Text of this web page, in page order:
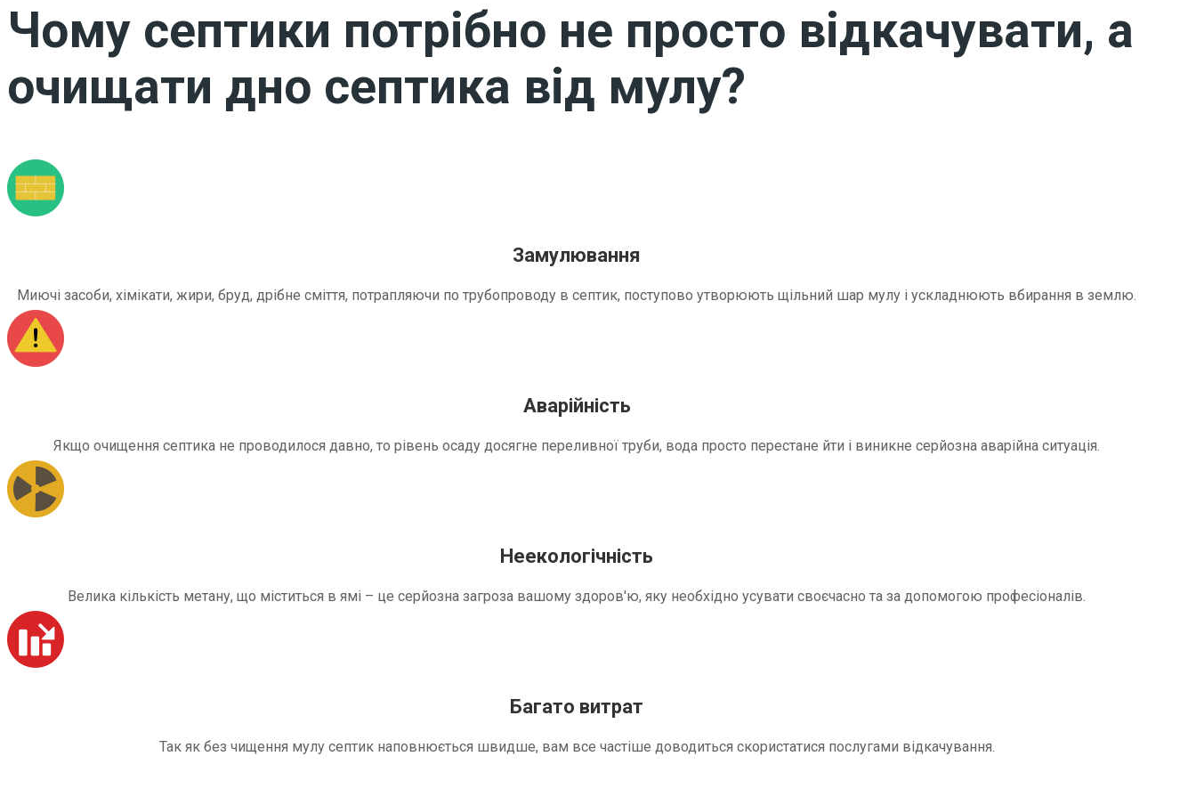
Чому септики потрібно не просто відкачувати, а
очищати дно септика від мулу?
Замулювання
Миючі засоби, хімікати, жири, бруд, дрібне сміття, потрапляючи по трубопроводу в септик, поступово утворюють щільний шар мулу і ускладнюють вбирання в землю.
Аварійність
Якщо очищення септика не проводилося давно, то рівень осаду досягне переливної труби, вода просто перестане йти і виникне серйозна аварійна ситуація.
Неекологічність
Велика кількість метану, що міститься в ямі – це серйозна загроза вашому здоров'ю, яку необхідно усувати своєчасно та за допомогою професіоналів.
Багато витрат
Так як без чищення мулу септик наповнюється швидше, вам все частіше доводиться скористатися послугами відкачування.